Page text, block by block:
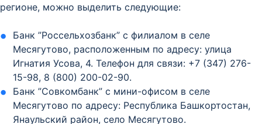
регионе, можно выделить следующие:
Банк ”Россельхозбанк” с филиалом в селе
Месягутово, расположенным по адресу: улица
Игнатия Усова, 4. Телефон для связи: +7 (347) 276-
15-98, 8 (800) 200-02-90.
Банк ”Совкомбанк” с мини-офисом в селе
Месягутово по адресу: Республика Башкортостан,
Янаульский район, село Месягутово.